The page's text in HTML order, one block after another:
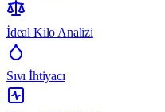
İdeal Kilo Analizi
Sıvı İhtiyacı